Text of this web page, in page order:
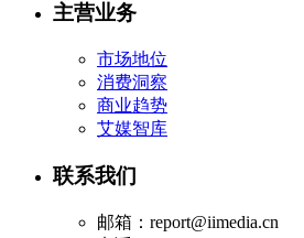
主营业务
市场地位
消费洞察
商业趋势
艾媒智库
联系我们
邮箱：report@iimedia.cn